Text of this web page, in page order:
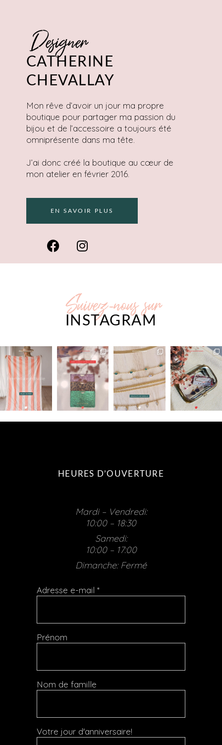
Designer
CATHERINE
CHEVALLAY
Mon rêve d’avoir un jour ma propre
boutique pour partager ma passion du
bijou et de l’accessoire a toujours été
omniprésente dans ma tête.
J’ai donc créé la boutique au cœur de
mon atelier en février 2016.
EN SAVOIR PLUS
Suivez-nous sur
INSTAGRAM
HEURES D’OUVERTURE
Mardi – Vendredi:
10:00 – 18:30
Samedi:
10:00 – 17:00
Dimanche: Fermé
Adresse e-mail *
Prénom
Nom de famille
Votre jour d'anniversaire!